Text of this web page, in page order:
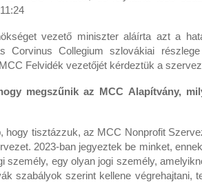
vezető miniszter aláírta azt a
Corvinus Collegium szlovákiai
Felvidék vezetőjét kérdeztük a
megszűnik az MCC Alapítvány,
hogy tisztázzuk, az MCC Nonprofit
2023-ban jegyeztek be minket,
személy, egy olyan jogi személy,
szabályok szerint kellene végrehajtani,